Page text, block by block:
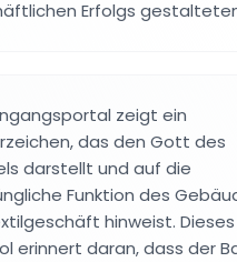
Erfolgs
zeigt ein
das den Gott des
darstellt und auf die
Funktion des
hinweist. Dieses
erinnert daran, dass der